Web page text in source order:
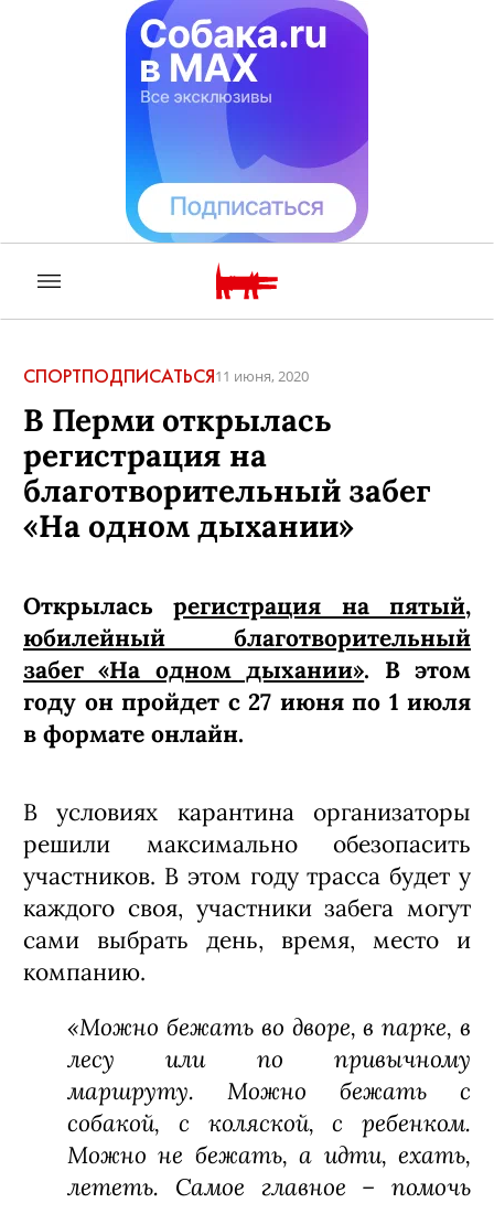
СПОРТПОДПИСАТЬСЯ11 июня, 2020
В Перми открылась
регистрация на
благотворительный забег
«На одном дыхании»
Открыласьрегистрация на пятый,
юбилейный благотворительный
забег «На одном дыхании». В этом
году он пройдет с 27 июня по 1 июля
в формате онлайн.
В условиях карантина организаторы
решили максимально обезопасить
участников. В этом году трасса будет у
каждого своя, участники забега могут
сами выбрать день, время, место и
компанию.
«Можно бежать во дворе, в парке, в
лесу или по привычному
маршруту. Можно бежать с
собакой, с коляской, с ребенком.
Можно не бежать, а идти, ехать,
лететь. Самое главное – помочь